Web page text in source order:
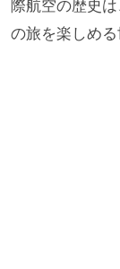
際航空の歴史
の旅を楽しめる